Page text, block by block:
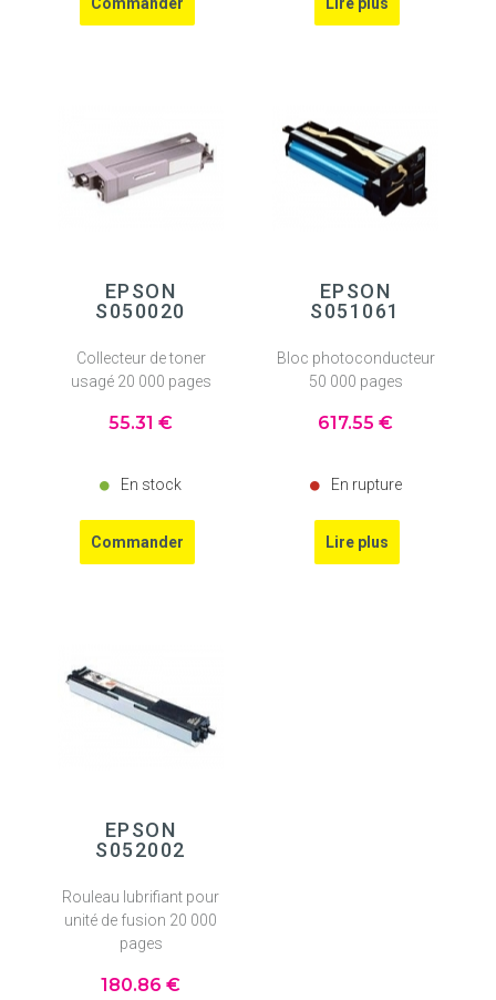
EPSON
S050020
Collecteur de toner
usagé 20 000 pages
55.31 €
En stock
EPSON
S051061
Bloc photoconducteur
50 000 pages
617.55 €
En rupture
EPSON
S052002
Rouleau lubrifiant pour
unité de fusion 20 000
pages
180.86 €